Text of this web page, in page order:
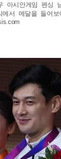
아시안게임 펜싱
서 메달을 들어보